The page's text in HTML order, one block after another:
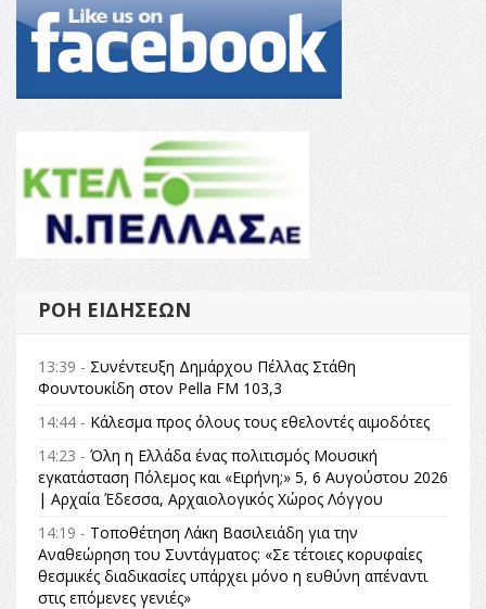
ΡΟΉ ΕΙΔΉΣΕΩΝ
13:39 - Συνέντευξη Δημάρχου Πέλλας Στάθη
Φουντουκίδη στον Pella FM 103,3
14:44 - Κάλεσμα προς όλους τους εθελοντές αιμοδότες
14:23 - Όλη η Ελλάδα ένας πολιτισμός Μουσική
εγκατάσταση Πόλεμος και «Ειρήνη;» 5, 6 Αυγούστου 2026
| Αρχαία Έδεσσα, Αρχαιολογικός Χώρος Λόγγου
14:19 - Τοποθέτηση Λάκη Βασιλειάδη για την
Αναθεώρηση του Συντάγματος: «Σε τέτοιες κορυφαίες
θεσμικές διαδικασίες υπάρχει μόνο η ευθύνη απέναντι
στις επόμενες γενιές»